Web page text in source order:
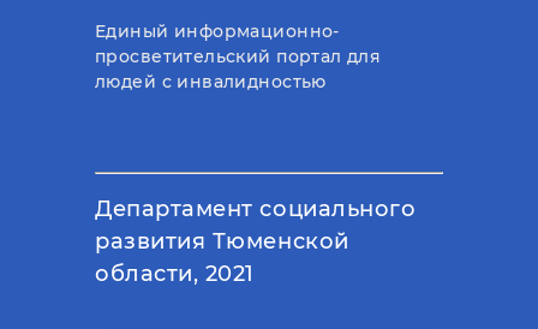
Единый информационно-
просветительский портал для
людей с инвалидностью
Департамент социального
развития Тюменской
области, 2021